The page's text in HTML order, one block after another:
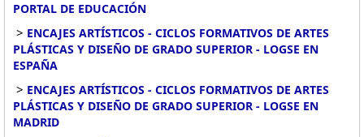
PORTAL DE EDUCACIÓN
> ENCAJES ARTÍSTICOS - CICLOS FORMATIVOS DE ARTES
PLÁSTICAS Y DISEÑO DE GRADO SUPERIOR - LOGSE EN
ESPAÑA
> ENCAJES ARTÍSTICOS - CICLOS FORMATIVOS DE ARTES
PLÁSTICAS Y DISEÑO DE GRADO SUPERIOR - LOGSE EN
MADRID